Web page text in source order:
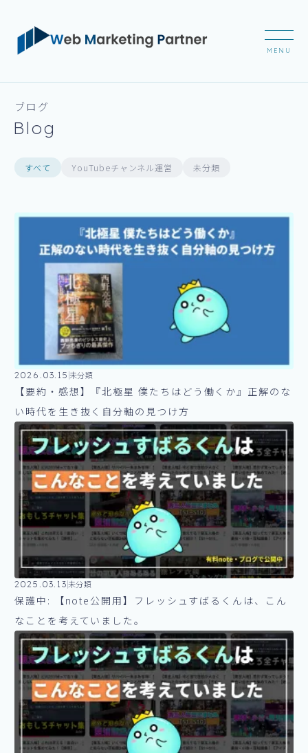
Blog
ブログ
すべて YouTubeチャンネル運営 未分類
2026.03.15 未分類
【要約・感想】『北極星 僕たちはどう働くか』正解のな
い時代を生き抜く自分軸の見つけ方
2025.03.13 未分類
保護中: 【note公開用】フレッシュすばるくんは、こん
なことを考えていました。